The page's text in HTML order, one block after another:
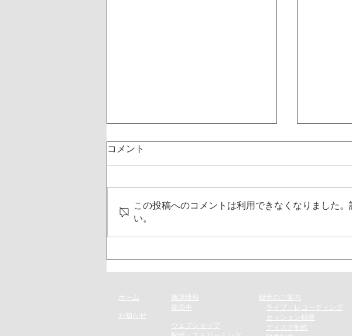
8月16日 タワーレコード渋谷
8月19
コメント
この投稿へのコメントは利用できなくなりました
い。
ホーム
お知らせ
新譜情報
​発売 中
​ウェブショップ
録音のご案内​
ライブ・レコーディング
セッション録音
ディスク制作​